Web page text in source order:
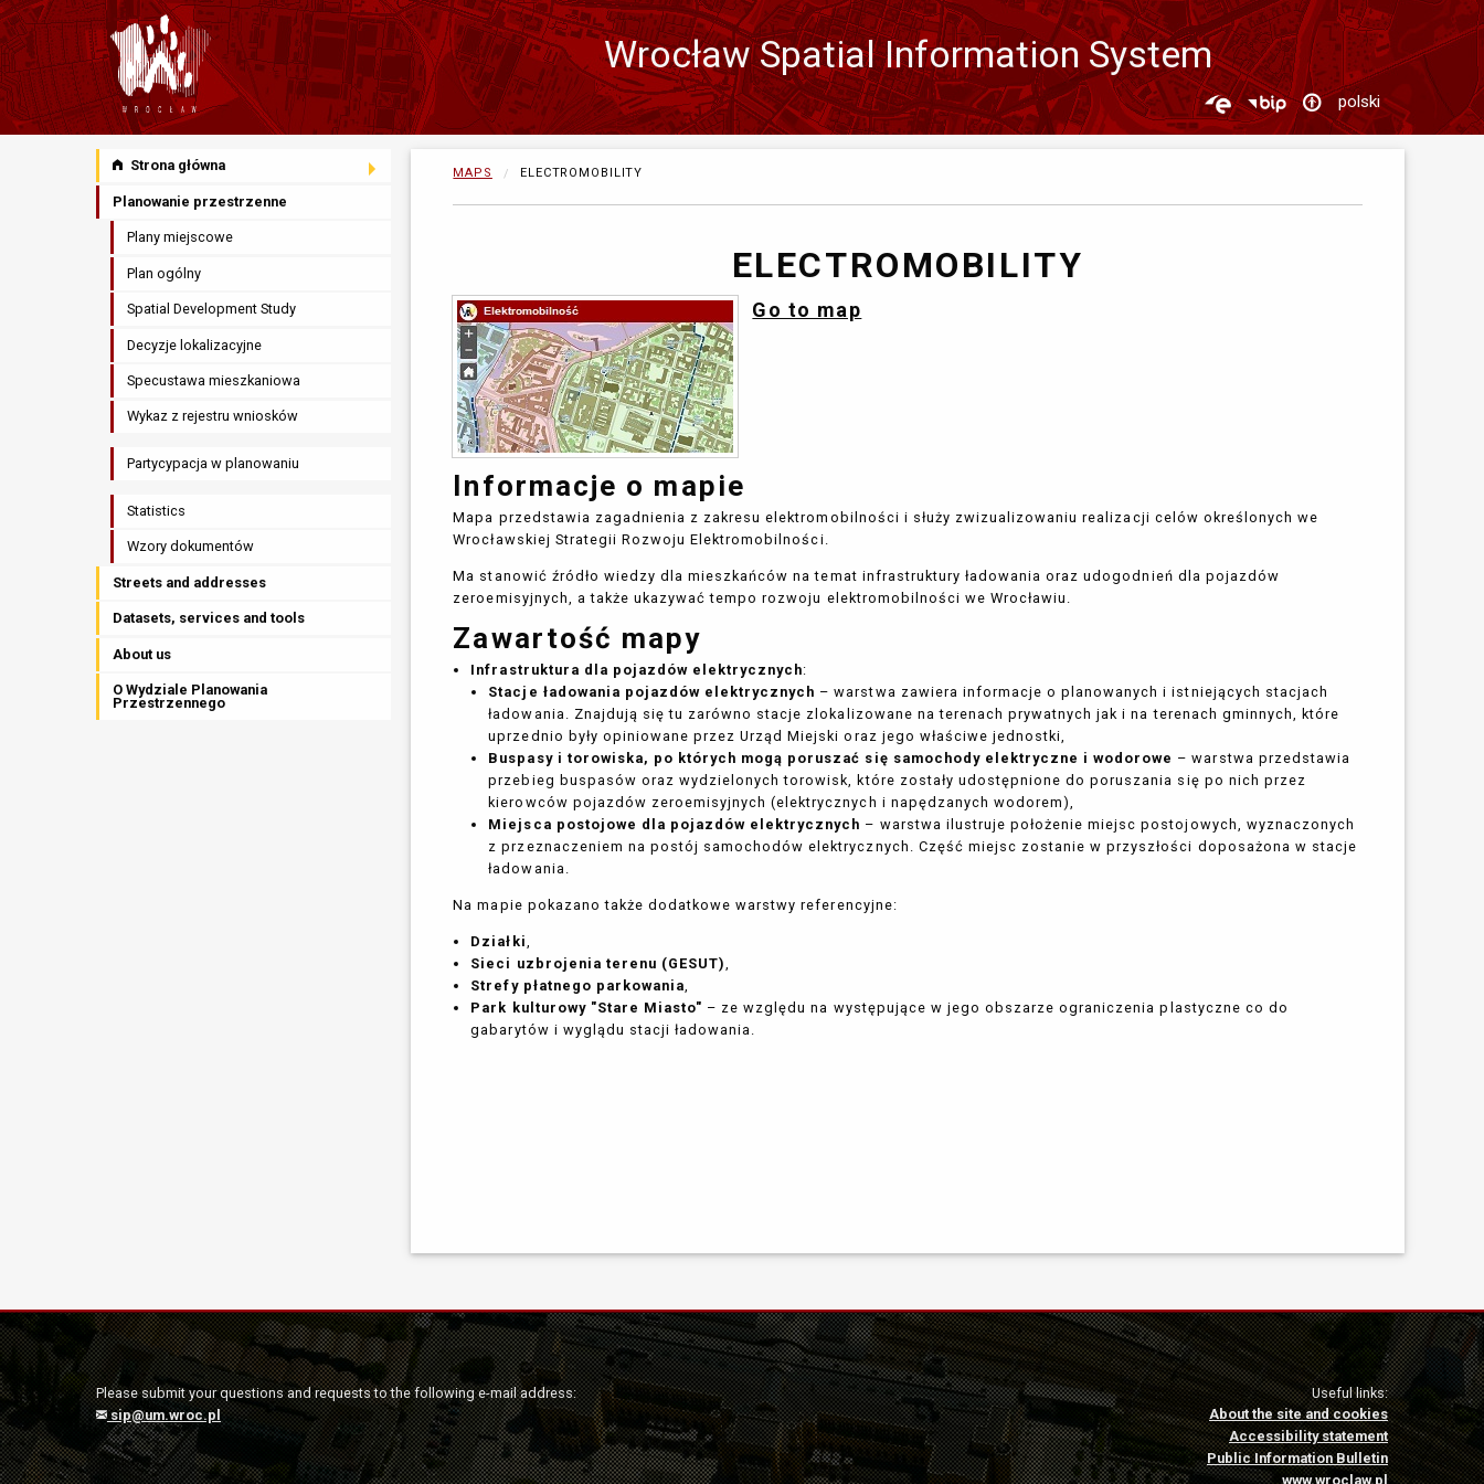
Wrocław Spatial Information System
Zmień
język
polski
Strona główna
Planowanie przestrzenne
Plany miejscowe
Plan ogólny
Spatial Development Study
Decyzje lokalizacyjne
Specustawa mieszkaniowa
Wykaz z rejestru wniosków
Partycypacja w planowaniu
Statistics
Wzory dokumentów
Streets and addresses
Datasets, services and tools
About us
O Wydziale Planowania
Przestrzennego
MAPS CURRENTLY:
ELECTROMOBILITY
ELECTROMOBILITY
Go to map
Informacje o mapie
Mapa przedstawia zagadnienia z zakresu elektromobilności i służy zwizualizowaniu realizacji celów określonych we
Wrocławskiej Strategii Rozwoju Elektromobilności.
Ma stanowić źródło wiedzy dla mieszkańców na temat infrastruktury ładowania oraz udogodnień dla pojazdów
zeroemisyjnych, a także ukazywać tempo rozwoju elektromobilności we Wrocławiu.
Zawartość mapy
Infrastruktura dla pojazdów elektrycznych:
Stacje ładowania pojazdów elektrycznych – warstwa zawiera informacje o planowanych i istniejących stacjach
ładowania. Znajdują się tu zarówno stacje zlokalizowane na terenach prywatnych jak i na terenach gminnych, które
uprzednio były opiniowane przez Urząd Miejski oraz jego właściwe jednostki,
Buspasy i torowiska, po których mogą poruszać się samochody elektryczne i wodorowe – warstwa przedstawia
przebieg buspasów oraz wydzielonych torowisk, które zostały udostępnione do poruszania się po nich przez
kierowców pojazdów zeroemisyjnych (elektrycznych i napędzanych wodorem),
Miejsca postojowe dla pojazdów elektrycznych – warstwa ilustruje położenie miejsc postojowych, wyznaczonych
z przeznaczeniem na postój samochodów elektrycznych. Część miejsc zostanie w przyszłości doposażona w stacje
ładowania.
Na mapie pokazano także dodatkowe warstwy referencyjne:
Działki
Sieci uzbrojenia terenu (GESUT)
Strefy płatnego parkowania
Park kulturowy "Stare Miasto" – ze względu na występujące w jego obszarze ograniczenia plastyczne co do
gabarytów i wyglądu stacji ładowania.
Please submit your questions and requests to the following e-mail address:
sip@um.wroc.pl
Useful links:
About the site and cookies
Accessibility statement
Public Information Bulletin
www.wroclaw.pl